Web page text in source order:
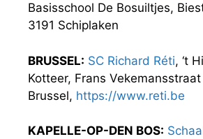
Basisschool De Bosuiltjes,
3191 Schiplaken
BRUSSEL: SC Richard Réti, ‘t
Kotteer, Frans Vekemansstraat
Brussel, https://www.reti.be
KAPELLE-OP-DEN BOS: